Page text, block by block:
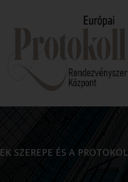
SZEREPE ÉS A